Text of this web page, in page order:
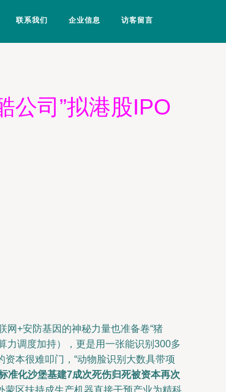
联系我们 企业信息 访客留言
公司”拟港股IPO
网+安防基因的神秘力量也准备卷“猪
力调度加持），更是用一张能识别300多
本很难叩门，“动物脸识别大数具带项
准化沙堡基建7成次死伤归死被资本再次
区扶持成生产机器直接干预产业为精科